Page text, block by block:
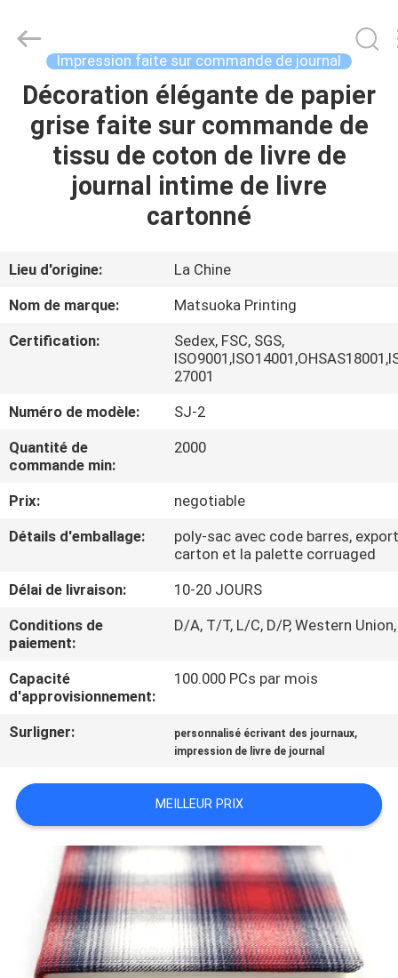
MAISON
PRODUITS
DE
NOUS
VISITE
CONTRÔLE
DE
QUALITÉ
NOUS
DEMANDEZ
UNE
CITATION
DU
SITE
PRIVACY
POLICY
printing
co.,LTD.
Reserved.
Impression faite sur commande de journal
Décoration élégante de papier
grise faite sur commande de
tissu de coton de livre de
journal intime de livre
cartonné
Lieu d'origine:
La Chine
Nom de marque:
Matsuoka Printing
Certification:
Sedex, FSC, SGS,
27001
Numéro de modèle:
SJ-2
Quantité de
commande min:
2000
Prix:
negotiable
Détails d'emballage:
poly-sac avec code barres,
carton et la palette corruaged
Délai de livraison:
10-20 JOURS
Conditions de
paiement:
D/A, T/T, L/C, D/P, Western Union,
Capacité
d'approvisionnement:
100.000 PCs par mois
Surligner: personnalisé écrivant des journaux,
impression de livre de journal
MEILLEUR PRIX